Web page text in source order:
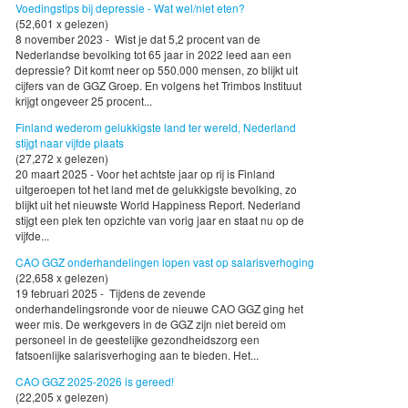
Voedingstips bij depressie - Wat wel/niet eten?
(52,601 x gelezen)
8 november 2023 - Wist je dat 5,2 procent van de
Nederlandse bevolking tot 65 jaar in 2022 leed aan een
depressie? Dit komt neer op 550.000 mensen, zo blijkt uit
cijfers van de GGZ Groep. En volgens het Trimbos Instituut
krijgt ongeveer 25 procent...
Finland wederom gelukkigste land ter wereld, Nederland
stijgt naar vijfde plaats
(27,272 x gelezen)
20 maart 2025 - Voor het achtste jaar op rij is Finland
uitgeroepen tot het land met de gelukkigste bevolking, zo
blijkt uit het nieuwste World Happiness Report. Nederland
stijgt een plek ten opzichte van vorig jaar en staat nu op de
vijfde...
CAO GGZ onderhandelingen lopen vast op salarisverhoging
(22,658 x gelezen)
19 februari 2025 - Tijdens de zevende
onderhandelingsronde voor de nieuwe CAO GGZ ging het
weer mis. De werkgevers in de GGZ zijn niet bereid om
personeel in de geestelijke gezondheidszorg een
fatsoenlijke salarisverhoging aan te bieden. Het...
CAO GGZ 2025-2026 is gereed!
(22,205 x gelezen)